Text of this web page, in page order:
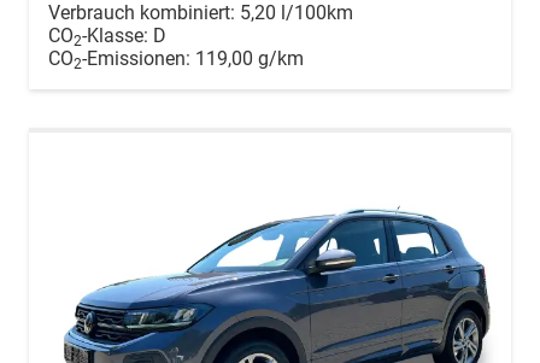
Verbrauch kombiniert: 5,20 l/100km
CO2-Klasse: D
CO2-Emissionen: 119,00 g/km